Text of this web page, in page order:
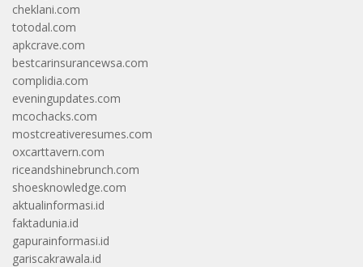
cheklani.com
totodal.com
apkcrave.com
bestcarinsurancewsa.com
complidia.com
eveningupdates.com
mcochacks.com
mostcreativeresumes.com
oxcarttavern.com
riceandshinebrunch.com
shoesknowledge.com
aktualinformasi.id
faktadunia.id
gapurainformasi.id
gariscakrawala.id